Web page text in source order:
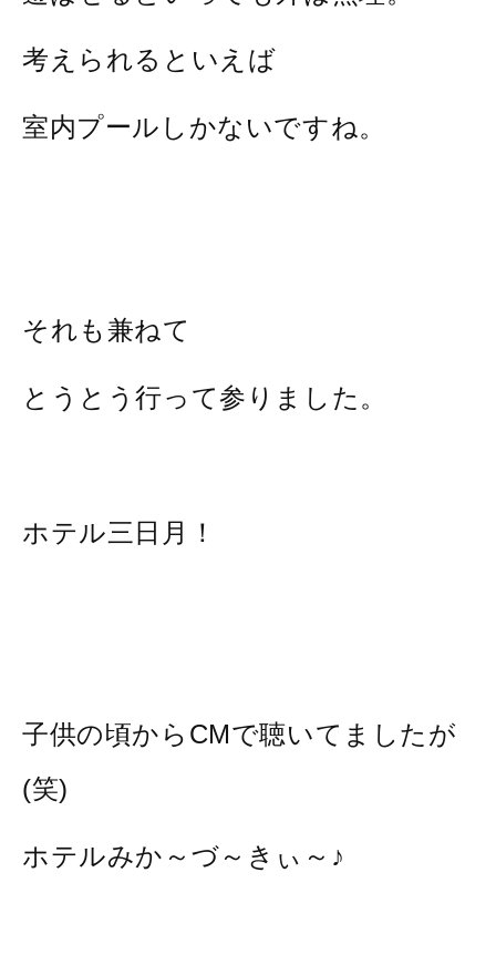
考えられるといえば
室内プールしかないですね。
それも兼ねて
とうとう行って参りました。
ホテル三日月！
子供の頃からCMで聴いてましたが
(笑)
ホテルみか～づ～きぃ～♪